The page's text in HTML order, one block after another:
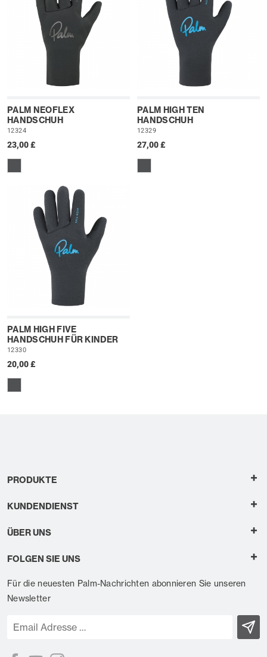
PALM NEOFLEX
HANDSCHUH
12324
23,00 £
PALM HIGH TEN
HANDSCHUH
12329
27,00 £
PALM HIGH FIVE
HANDSCHUH FÜR KINDER
12330
20,00 £
PRODUKTE +
KUNDENDIENST +
ÜBER UNS +
FOLGEN SIE UNS
Für die neuesten Palm-Nachrichten abonnieren Sie unseren
Newsletter
+